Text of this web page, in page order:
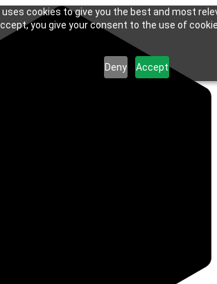
cookies to give you the best and most
you give your consent to the use of
Deny Accept